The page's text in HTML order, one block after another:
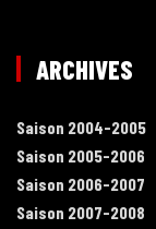
ARCHIVES
Saison 2004-2005
Saison 2005-2006
Saison 2006-2007
Saison 2007-2008